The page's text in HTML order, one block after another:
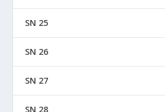
SN 25
SN 26
SN 27
SN 28